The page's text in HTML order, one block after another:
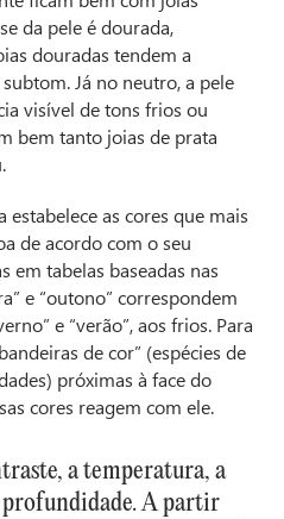
da pele é dourada,
douradas tendem a
Já no neutro, a pele
visível de tons frios ou
bem tanto joias de prata
as cores que mais
de acordo com o seu
em tabelas baseadas nas
e “outono” correspondem
e “verão”, aos frios. Para
de cor” (espécies de
próximas à face do
cores reagem com ele.
a temperatura, a
profundidade. A partir